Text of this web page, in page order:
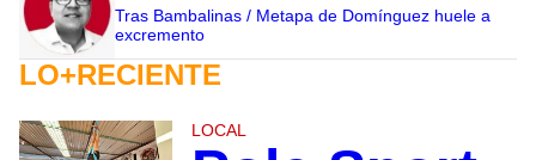
Tras Bambalinas / Metapa de Domínguez huele a
excremento
LO+RECIENTE
LOCAL